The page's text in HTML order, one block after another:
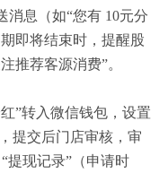
消息（如“您有 10元分
即将结束时，提醒股
推荐客源消费”。
”转入微信钱包，设置
提交后门店审核，审
提现记录”（申请时